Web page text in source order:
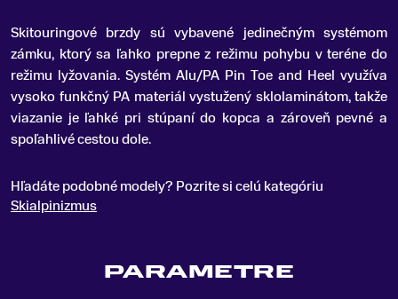
Skitouringové brzdy sú vybavené jedinečným systémom
zámku, ktorý sa ľahko prepne z režimu pohybu v teréne do
režimu lyžovania. Systém Alu/PA Pin Toe and Heel využíva
vysoko funkčný PA materiál vystužený sklolaminátom, takže
viazanie je ľahké pri stúpaní do kopca a zároveň pevné a
spoľahlivé cestou dole.
Hľadáte podobné modely? Pozrite si celú kategóriu
Skialpinizmus
PARAMETRE